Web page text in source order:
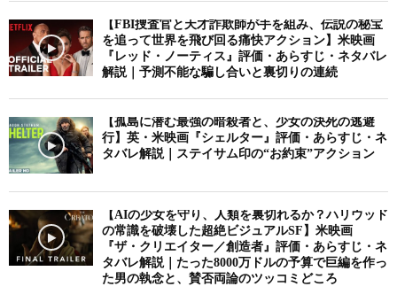
【FBI捜査官と天才詐欺師が手を組み、伝説の秘宝
を追って世界を飛び回る痛快アクション】米映画
『レッド・ノーティス』評価・あらすじ・ネタバレ
解説｜予測不能な騙し合いと裏切りの連続
【孤島に潜む最強の暗殺者と、少女の決死の逃避
行】英・米映画『シェルター』評価・あらすじ・ネ
タバレ解説｜ステイサム印の“お約束”アクション
【AIの少女を守り、人類を裏切れるか？ハリウッド
の常識を破壊した超絶ビジュアルSF】米映画
『ザ・クリエイター／創造者』評価・あらすじ・ネ
タバレ解説｜たった8000万ドルの予算で巨編を作っ
た男の執念と、賛否両論のツッコミどころ